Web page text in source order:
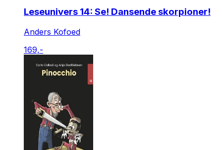
Leseunivers 14: Se! Dansende skorpioner!
Anders Kofoed
169,-